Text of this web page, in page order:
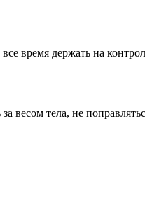
время держать на
весом тела, не